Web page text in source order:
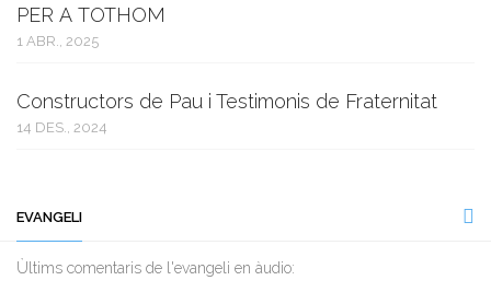
PER A TOTHOM
1 ABR., 2025
Constructors de Pau i Testimonis de Fraternitat
14 DES., 2024
EVANGELI
Ùltims comentaris de l'evangeli en àudio: